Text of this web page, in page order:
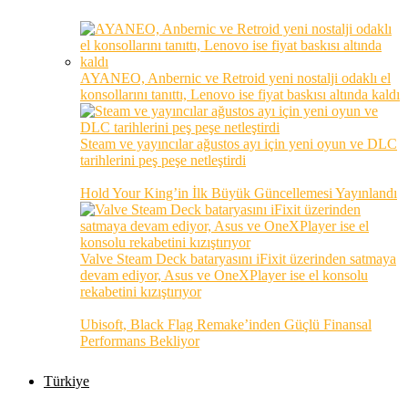
AYANEO, Anbernic ve Retroid yeni nostalji odaklı el
konsollarını tanıttı, Lenovo ise fiyat baskısı altında kaldı
Steam ve yayıncılar ağustos ayı için yeni oyun ve DLC
tarihlerini peş peşe netleştirdi
Hold Your King’in İlk Büyük Güncellemesi Yayınlandı
Valve Steam Deck bataryasını iFixit üzerinden satmaya
devam ediyor, Asus ve OneXPlayer ise el konsolu
rekabetini kızıştırıyor
Ubisoft, Black Flag Remake’inden Güçlü Finansal
Performans Bekliyor
Türkiye